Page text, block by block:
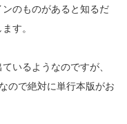
のものがあると知るだ
す。
いるようなのですが、
ので絶対に単行本版がお